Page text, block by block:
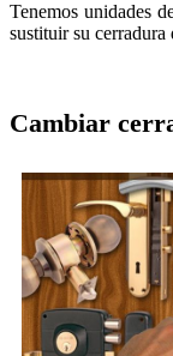
Tenemos unidades
sustituir su cerradura
Cambiar